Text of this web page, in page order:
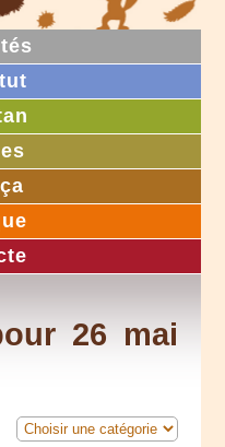
26 mai